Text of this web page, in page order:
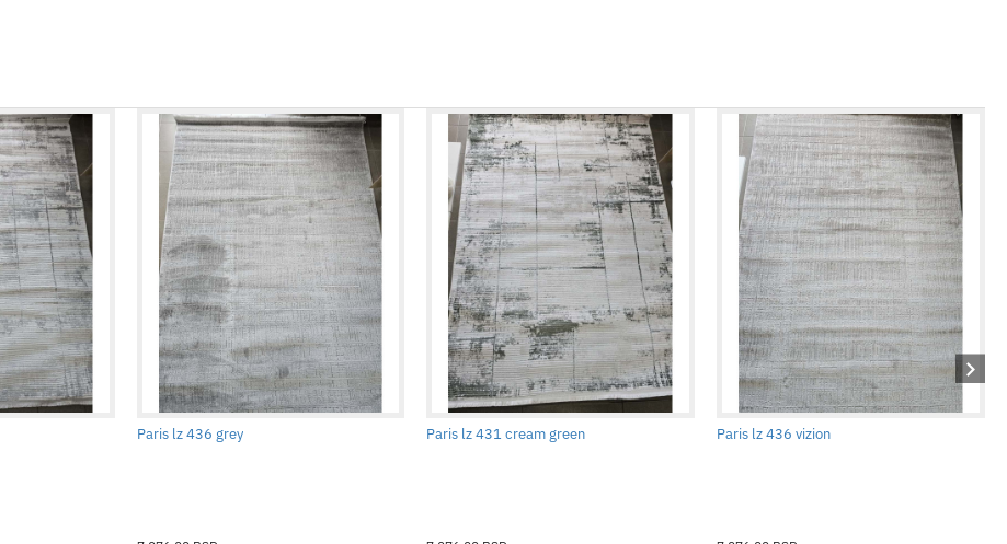
Paris lz 436 grey Paris lz 431 cream green Paris lz 436 vizion